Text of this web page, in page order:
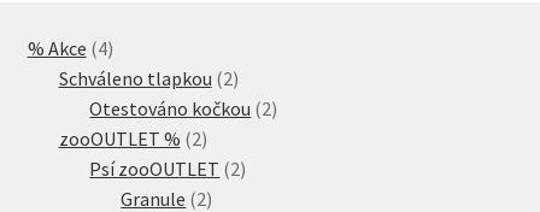
% Akce 44
produkty
Schváleno tlapkou 22
produkty
Otestováno kočkou 22
zooOUTLET % 22
produkty
Psí zooOUTLET 22
Granule 22